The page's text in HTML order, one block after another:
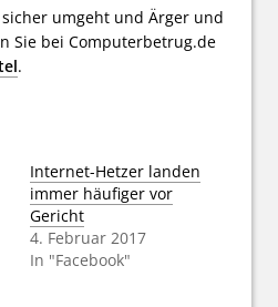
umgeht und Ärger und
Sie bei Computerbetrug.de
.
Internet-Hetzer landen
immer häufiger vor
Gericht
4. Februar 2017
In "Facebook"